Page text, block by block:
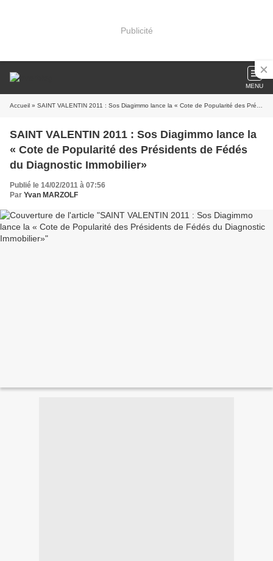
Publicité
MENU
Accueil » SAINT VALENTIN 2011 : Sos Diagimmo lance la « Cote de Popularité des Présidents de Fédés du Diagnostic Immobilier»
SAINT VALENTIN 2011 : Sos Diagimmo lance la
« Cote de Popularité des Présidents de Fédés
du Diagnostic Immobilier»
Publié le 14/02/2011 à 07:56
Par Yvan MARZOLF